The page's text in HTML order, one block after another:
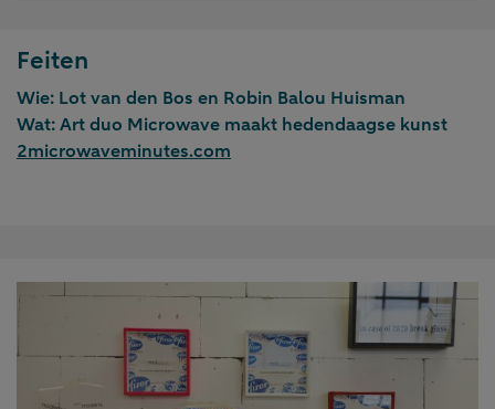
Feiten
Wie: Lot van den Bos en Robin Balou Huisman
Wat:Art duo Microwave maakt hedendaagse kunst
2microwaveminutes.com